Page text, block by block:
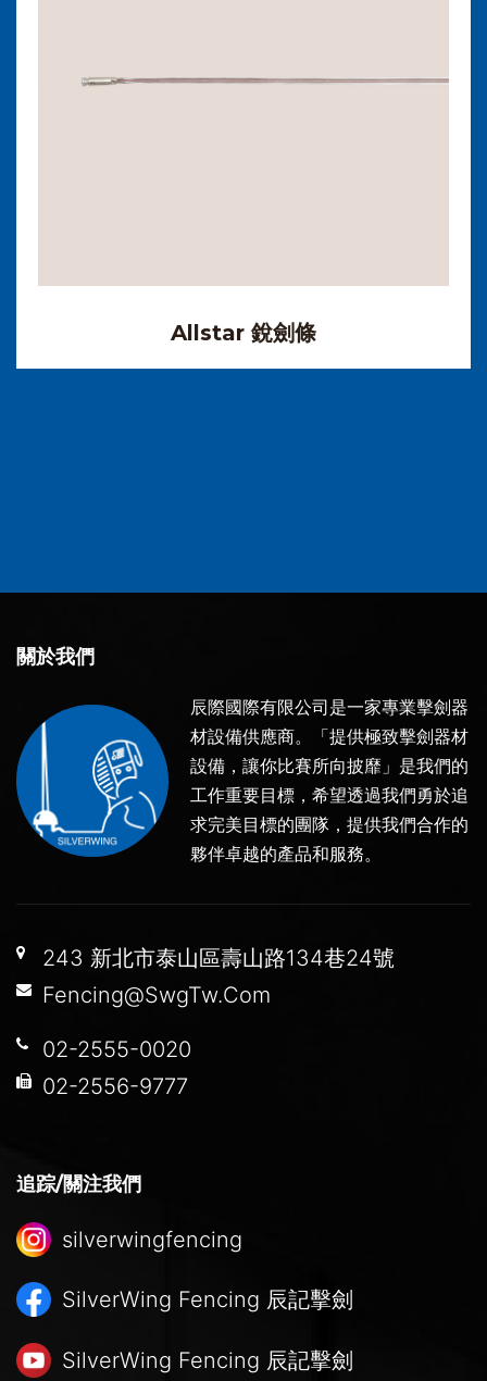
Allstar 銳劍條
關於我們
辰際國際有限公司是一家專業擊劍器
材設備供應商。「提供極致擊劍器材
設備，讓你比賽所向披靡」是我們的
工作重要目標，希望透過我們勇於追
求完美目標的團隊，提供我們合作的
夥伴卓越的產品和服務。
243 新北市泰山區壽山路134巷24號
Fencing@SwgTw.Com
02-2555-0020
02-2556-9777
追踪/關注我們
silverwingfencing
SilverWing Fencing 辰記擊劍
SilverWing Fencing 辰記擊劍